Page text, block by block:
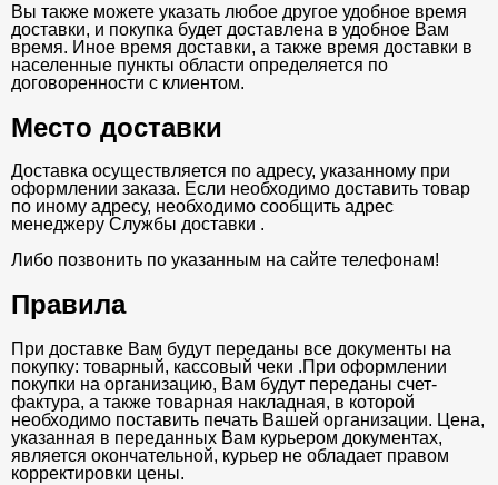
Вы также можете указать любое другое удобное время
доставки, и покупка будет доставлена в удобное Вам
время. Иное время доставки, а также время доставки в
населенные пункты области определяется по
договоренности с клиентом.
Место доставки
Доставка осуществляется по адресу, указанному при
оформлении заказа. Если необходимо доставить товар
по иному адресу, необходимо сообщить адрес
менеджеру Службы доставки .
Либо позвонить по указанным на сайте телефонам!
Правила
При доставке Вам будут переданы все документы на
покупку: товарный, кассовый чеки .При оформлении
покупки на организацию, Вам будут переданы счет-
фактура, а также товарная накладная, в которой
необходимо поставить печать Вашей организации. Цена,
указанная в переданных Вам курьером документах,
является окончательной, курьер не обладает правом
корректировки цены.